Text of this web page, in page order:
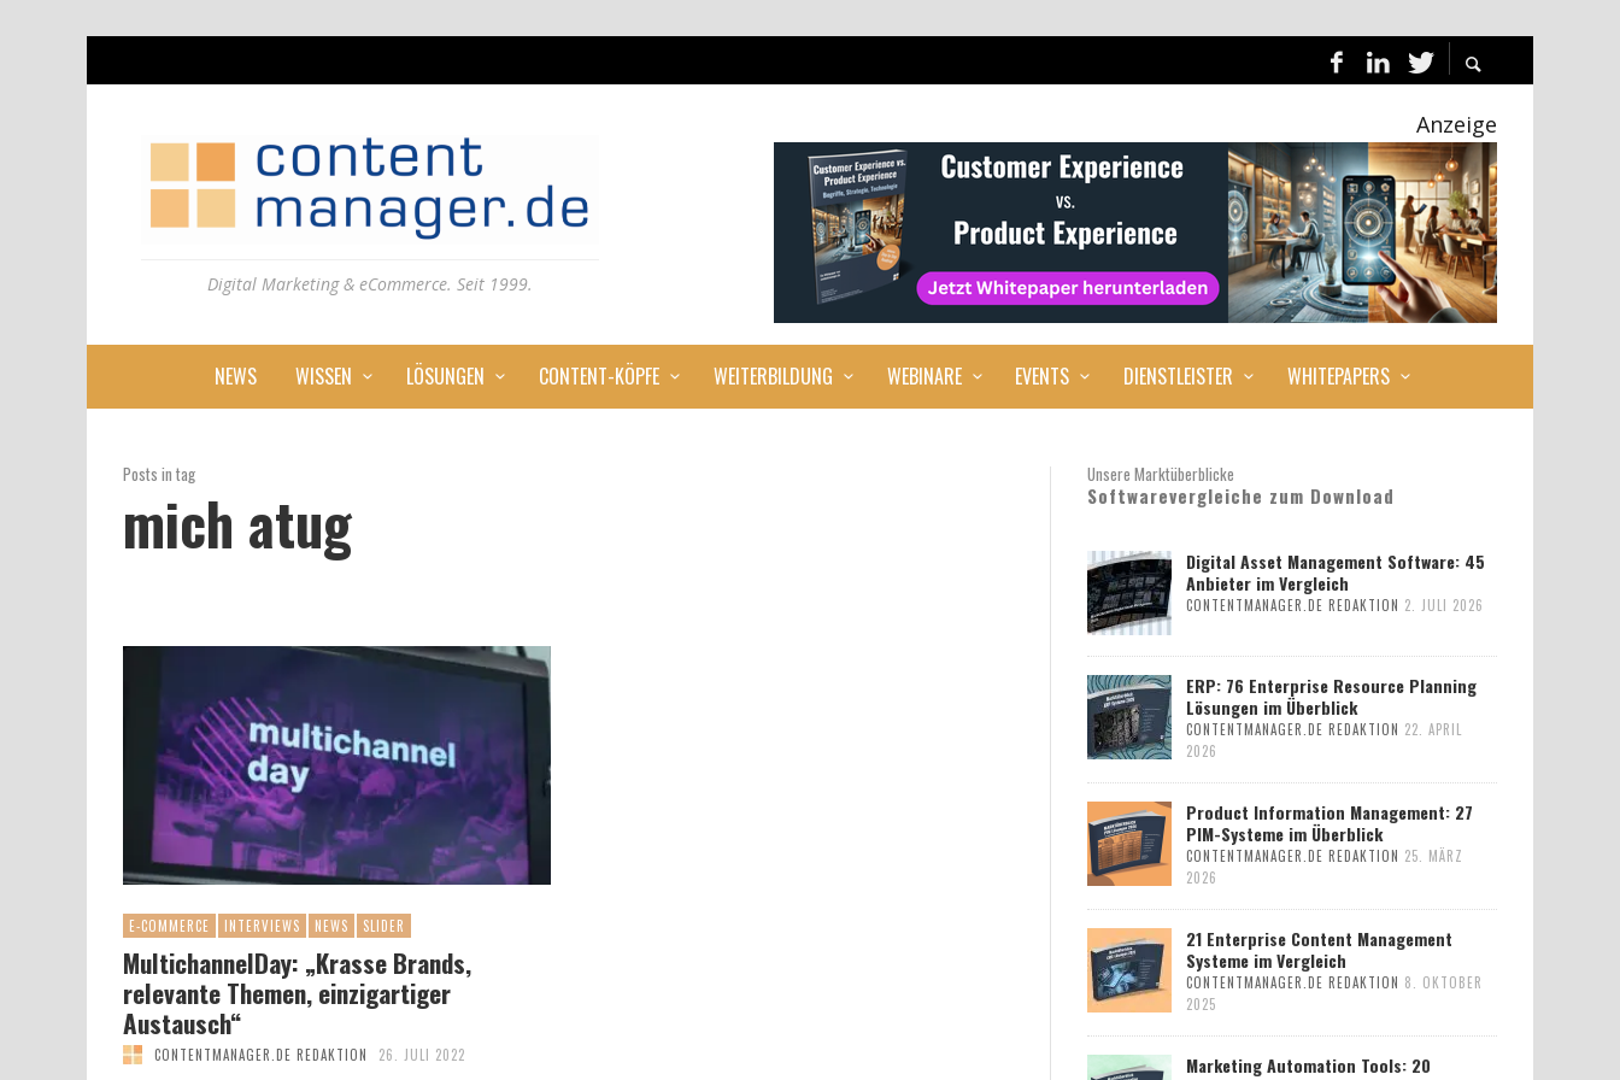
Digital Marketing & eCommerce. Seit 1999.
Anzeige
NEWS WISSEN LÖSUNGEN CONTENT-KÖPFE WEITERBILDUNG WEBINARE EVENTS DIENSTLEISTER WHITEPAPERS
Posts in tag
mich atug
E-COMMERCE INTERVIEWS NEWS SLIDER
MultichannelDay: „Krasse Brands,
relevante Themen, einzigartiger
Austausch“
CONTENTMANAGER.DE REDAKTION 26. JULI 2022
Unsere Marktüberblicke
Softwarevergleiche zum Download
Digital Asset Management Software: 45
Anbieter im Vergleich
CONTENTMANAGER.DE REDAKTION 2. JULI 2026
ERP: 76 Enterprise Resource Planning
Lösungen im Überblick
CONTENTMANAGER.DE REDAKTION 22. APRIL
2026
Product Information Management: 27
PIM-Systeme im Überblick
CONTENTMANAGER.DE REDAKTION 25. MÄRZ
2026
21 Enterprise Content Management
Systeme im Vergleich
CONTENTMANAGER.DE REDAKTION 8. OKTOBER
2025
Marketing Automation Tools: 20